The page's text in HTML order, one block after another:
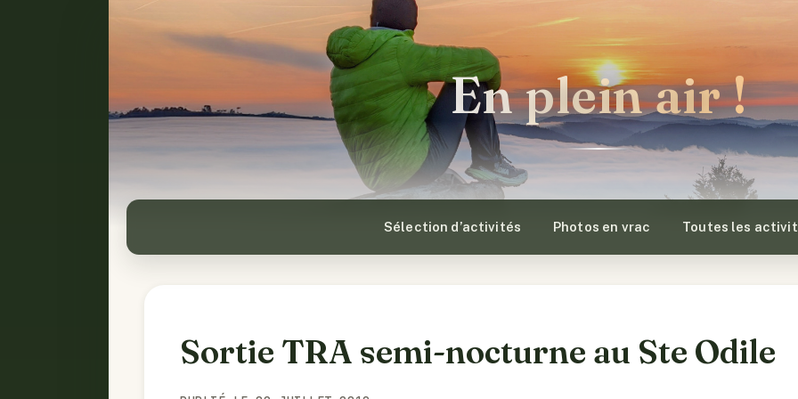
En plein air !
Sélection d’activités Photos en vrac Toutes les
Sortie TRA semi-nocturne au Ste Odile